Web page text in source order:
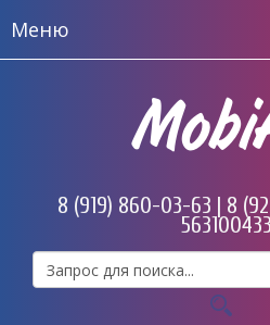
Меню
8 (919) 860-03-63 | 8